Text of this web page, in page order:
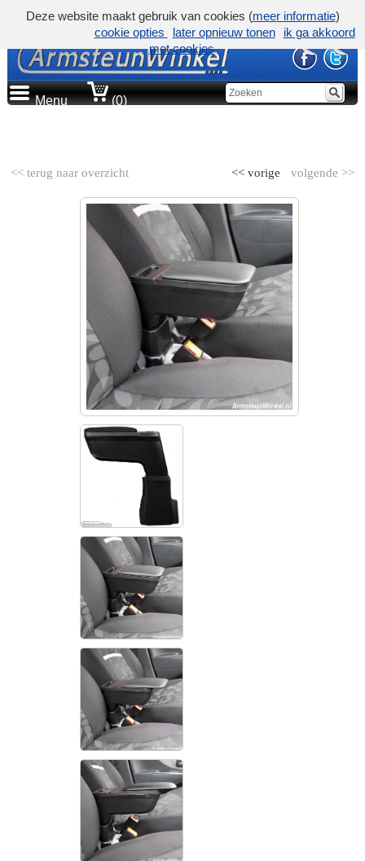
Menu (0)
<< terug naar overzicht volgende >>
<< vorige
Deze website maakt gebruik van cookies (meer informatie)
cookie opties
later opnieuw tonen
ik ga akkoord
met cookies